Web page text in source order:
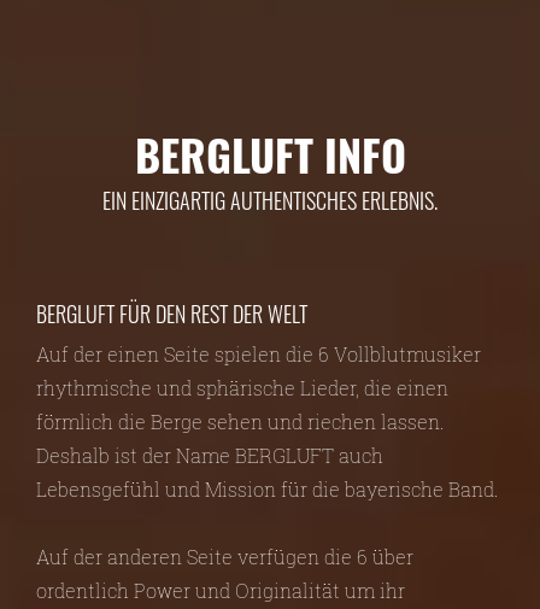
BERGLUFT INFO
EIN EINZIGARTIG AUTHENTISCHES ERLEBNIS.
BERGLUFT FÜR DEN REST DER WELT
Auf der einen Seite spielen die 6 Vollblutmusiker
rhythmische und sphärische Lieder, die einen
förmlich die Berge sehen und riechen lassen.
Deshalb ist der Name BERGLUFT auch
Lebensgefühl und Mission für die bayerische Band.
Auf der anderen Seite verfügen die 6 über
ordentlich Power und Originalität um ihr